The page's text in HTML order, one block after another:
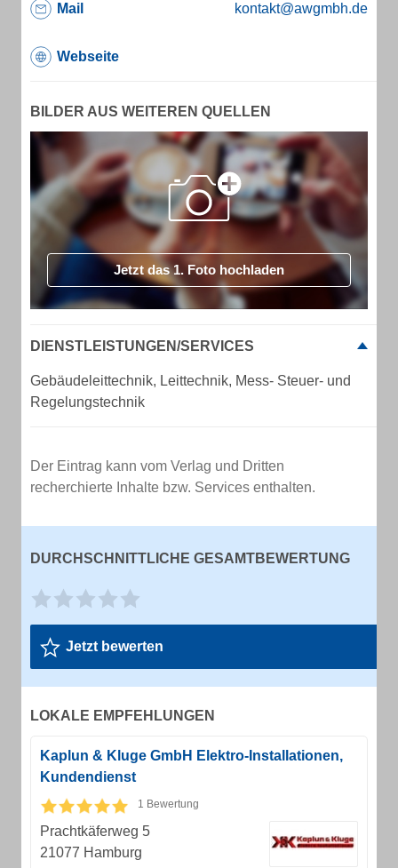
Mail kontakt@awgmbh.de
Webseite
BILDER AUS WEITEREN QUELLEN
Jetzt das 1. Foto hochladen
DIENSTLEISTUNGEN/SERVICES
Gebäudeleittechnik, Leittechnik, Mess- Steuer- und
Regelungstechnik
Der Eintrag kann vom Verlag und Dritten
recherchierte Inhalte bzw. Services enthalten.
DURCHSCHNITTLICHE GESAMTBEWERTUNG
Jetzt bewerten
LOKALE EMPFEHLUNGEN
Kaplun & Kluge GmbH Elektro-Installationen,
Kundendienst
1 Bewertung
Prachtkäferweg 5
21077 Hamburg